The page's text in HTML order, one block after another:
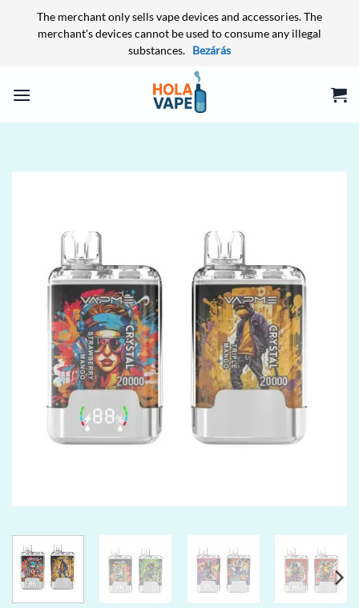
The merchant only sells vape devices and accessories. The
merchant's devices cannot be used to consume any illegal
substances. Bezárás